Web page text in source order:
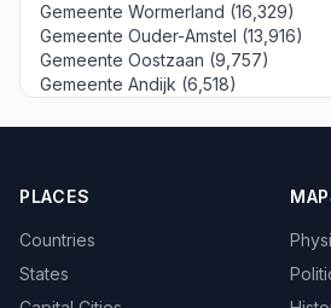
Gemeente Wormerland (16,329)
Gemeente Ouder-Amstel (13,916)
Gemeente Oostzaan (9,757)
Gemeente Andijk (6,518)
PLACES
Countries
States